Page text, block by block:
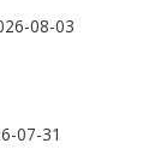
08-03
07-31